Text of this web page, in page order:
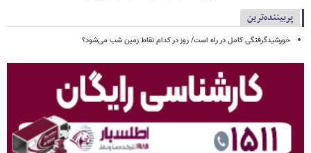
پربیننده‌ترین
خورشیدگرفتگی کامل در راه است/ روز در کدام نقاط زمین شب می‌شود؟